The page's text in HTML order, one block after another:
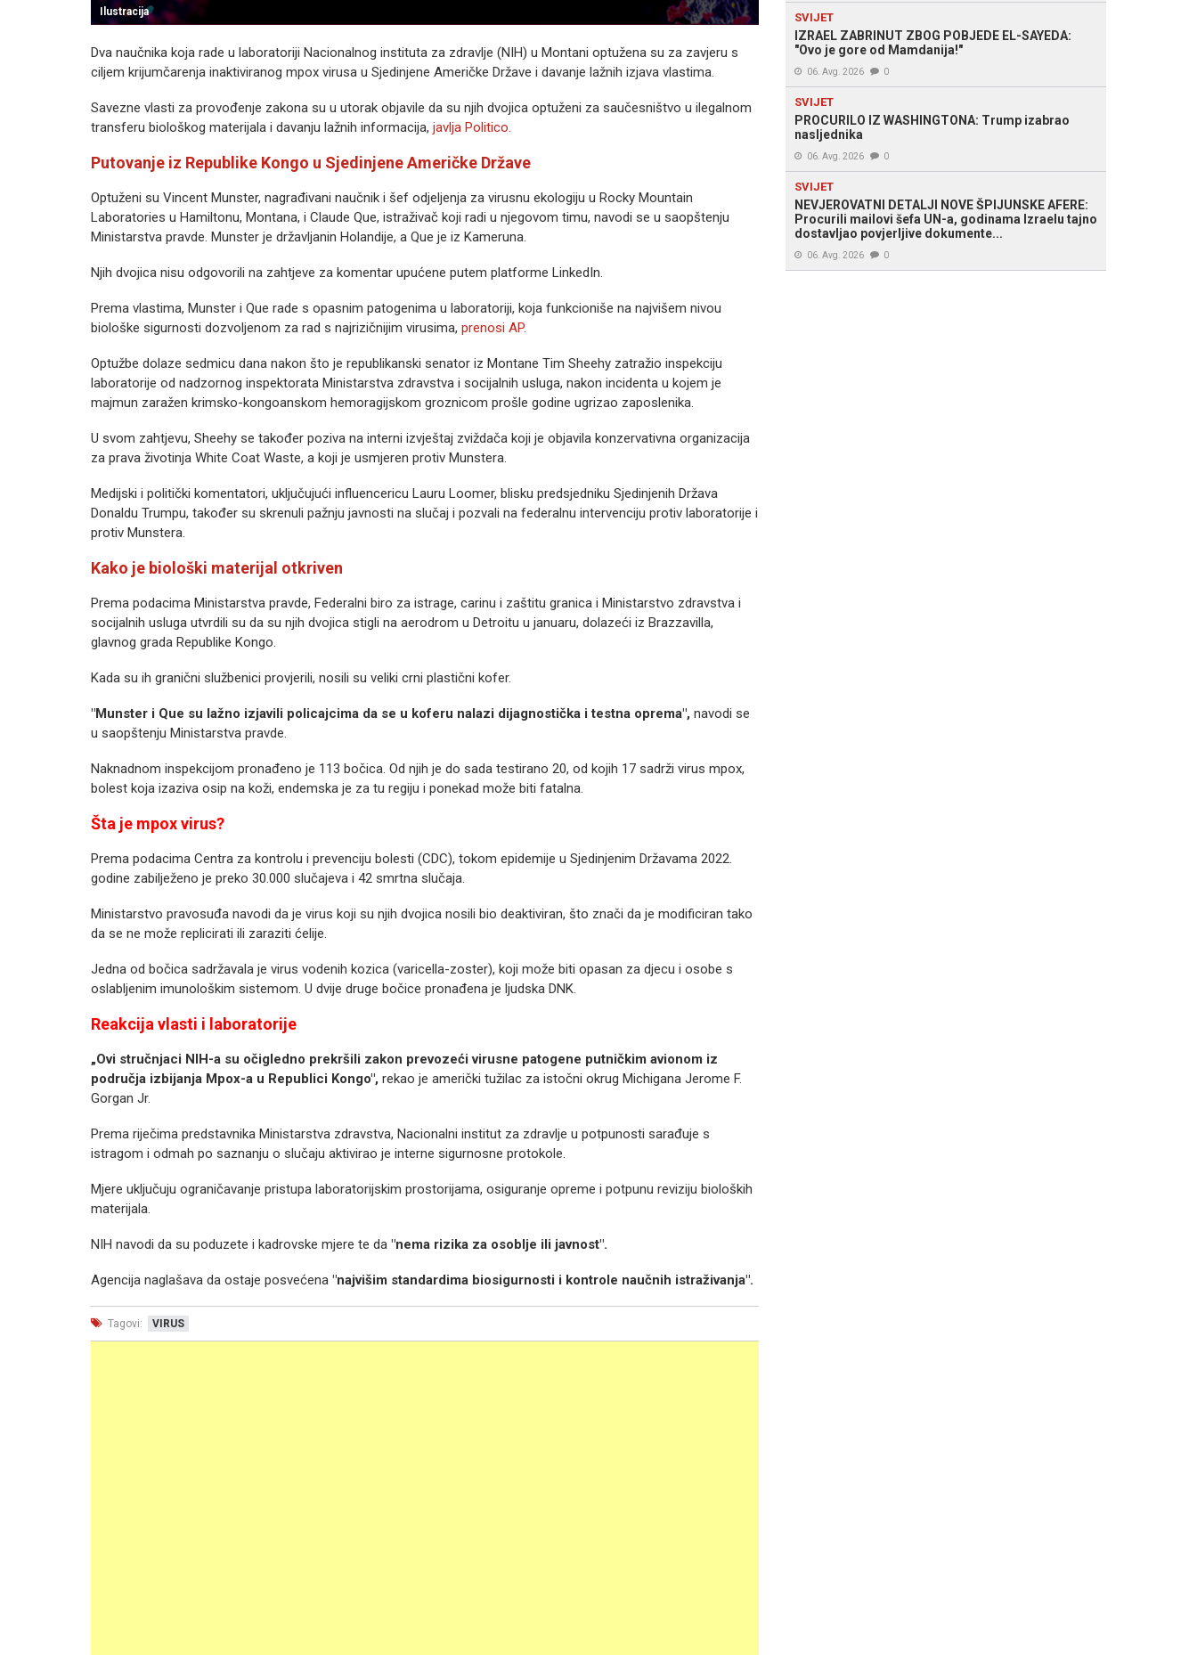
Ilustracija
Dva naučnika koja rade u laboratoriji Nacionalnog instituta za zdravlje (NIH) u Montani optužena su za zavjeru s
ciljem krijumčarenja inaktiviranog mpox virusa u Sjedinjene Američke Države i davanje lažnih izjava vlastima.
Savezne vlasti za provođenje zakona su u utorak objavile da su njih dvojica optuženi za saučesništvo u ilegalnom
transferu biološkog materijala i davanju lažnih informacija, javlja Politico.
Putovanje iz Republike Kongo u Sjedinjene Američke Države
Optuženi su Vincent Munster, nagrađivani naučnik i šef odjeljenja za virusnu ekologiju u Rocky Mountain
Laboratories u Hamiltonu, Montana, i Claude Que, istraživač koji radi u njegovom timu, navodi se u saopštenju
Ministarstva pravde. Munster je državljanin Holandije, a Que je iz Kameruna.
Njih dvojica nisu odgovorili na zahtjeve za komentar upućene putem platforme LinkedIn.
Prema vlastima, Munster i Que rade s opasnim patogenima u laboratoriji, koja funkcioniše na najvišem nivou
biološke sigurnosti dozvoljenom za rad s najrizičnijim virusima, prenosi AP.
Optužbe dolaze sedmicu dana nakon što je republikanski senator iz Montane Tim Sheehy zatražio inspekciju
laboratorije od nadzornog inspektorata Ministarstva zdravstva i socijalnih usluga, nakon incidenta u kojem je
majmun zaražen krimsko-kongoanskom hemoragijskom groznicom prošle godine ugrizao zaposlenika.
U svom zahtjevu, Sheehy se također poziva na interni izvještaj zviždača koji je objavila konzervativna organizacija
za prava životinja White Coat Waste, a koji je usmjeren protiv Munstera.
Medijski i politički komentatori, uključujući influencericu Lauru Loomer, blisku predsjedniku Sjedinjenih Država
Donaldu Trumpu, također su skrenuli pažnju javnosti na slučaj i pozvali na federalnu intervenciju protiv laboratorije i
protiv Munstera.
Kako je biološki materijal otkriven
Prema podacima Ministarstva pravde, Federalni biro za istrage, carinu i zaštitu granica i Ministarstvo zdravstva i
socijalnih usluga utvrdili su da su njih dvojica stigli na aerodrom u Detroitu u januaru, dolazeći iz Brazzavilla,
glavnog grada Republike Kongo.
Kada su ih granični službenici provjerili, nosili su veliki crni plastični kofer.
"Munster i Que su lažno izjavili policajcima da se u koferu nalazi dijagnostička i testna oprema", navodi se
u saopštenju Ministarstva pravde.
Naknadnom inspekcijom pronađeno je 113 bočica. Od njih je do sada testirano 20, od kojih 17 sadrži virus mpox,
bolest koja izaziva osip na koži, endemska je za tu regiju i ponekad može biti fatalna.
Šta je mpox virus?
Prema podacima Centra za kontrolu i prevenciju bolesti (CDC), tokom epidemije u Sjedinjenim Državama 2022.
godine zabilježeno je preko 30.000 slučajeva i 42 smrtna slučaja.
Ministarstvo pravosuđa navodi da je virus koji su njih dvojica nosili bio deaktiviran, što znači da je modificiran tako
da se ne može replicirati ili zaraziti ćelije.
Jedna od bočica sadržavala je virus vodenih kozica (varicella-zoster), koji može biti opasan za djecu i osobe s
oslabljenim imunološkim sistemom. U dvije druge bočice pronađena je ljudska DNK.
Reakcija vlasti i laboratorije
„Ovi stručnjaci NIH-a su očigledno prekršili zakon prevozeći virusne patogene putničkim avionom iz
područja izbijanja Mpox-a u Republici Kongo", rekao je američki tužilac za istočni okrug Michigana Jerome F.
Gorgan Jr.
Prema riječima predstavnika Ministarstva zdravstva, Nacionalni institut za zdravlje u potpunosti sarađuje s
istragom i odmah po saznanju o slučaju aktivirao je interne sigurnosne protokole.
Mjere uključuju ograničavanje pristupa laboratorijskim prostorijama, osiguranje opreme i potpunu reviziju bioloških
materijala.
NIH navodi da su poduzete i kadrovske mjere te da "nema rizika za osoblje ili javnost".
Agencija naglašava da ostaje posvećena "najvišim standardima biosigurnosti i kontrole naučnih istraživanja".
Tagovi: VIRUS
SVIJET
IZRAEL ZABRINUT ZBOG POBJEDE EL-SAYEDA:
"Ovo je gore od Mamdanija!"
06. Avg. 2026 0
SVIJET
PROCURILO IZ WASHINGTONA: Trump izabrao
nasljednika
06. Avg. 2026 0
SVIJET
NEVJEROVATNI DETALJI NOVE ŠPIJUNSKE AFERE:
Procurili mailovi šefa UN-a, godinama Izraelu tajno
dostavljao povjerljive dokumente...
06. Avg. 2026 0